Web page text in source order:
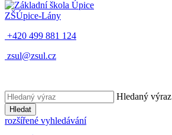
ZŠÚpice-Lány
+420 499 881 124
zsul@zsul.cz
Hledaný výraz
Hledat
rozšířené vyhledávání